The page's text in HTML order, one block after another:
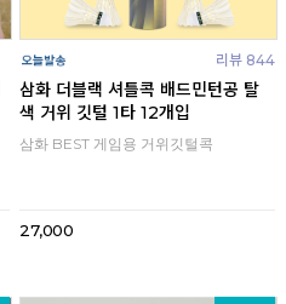
리뷰 844
삼화 더블랙 셔틀콕 배드민턴공 탈
색 거위 깃털 1타 12개입
삼화 BEST 게임용 거위깃털콕
27,000